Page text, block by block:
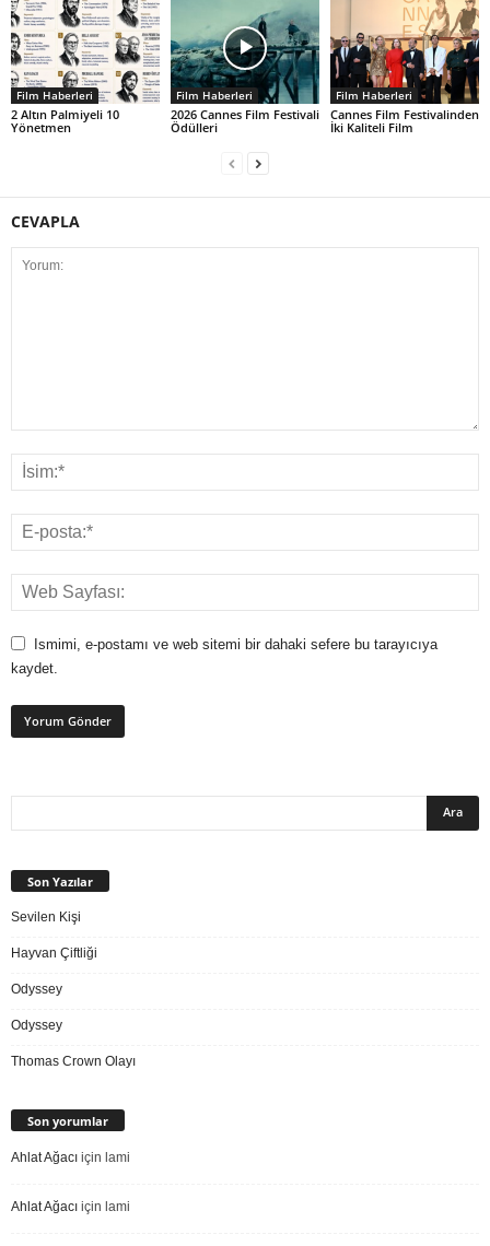
Film Haberleri
2 Altın Palmiyeli 10
Yönetmen
Film Haberleri
2026 Cannes Film Festivali
Ödülleri
Film Haberleri
Cannes Film Festivalinden
İki Kaliteli Film
CEVAPLA
Ismimi, e-postamı ve web sitemi bir dahaki sefere bu tarayıcıya
kaydet.
Son Yazılar
Sevilen Kişi
Hayvan Çiftliği
Odyssey
Odyssey
Thomas Crown Olayı
Son yorumlar
Ahlat Ağacı için lami
Ahlat Ağacı için lami